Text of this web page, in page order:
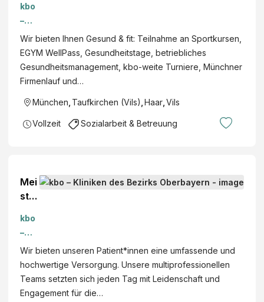
ge-
und
Erzi
ehu
ngs
die
am
Sta
r
gog
e
(m/
w/d
)
kbo
–
Klini
ken
des
Bezi
Obe
rbay
Wir bieten Ihnen Gesund & fit: Teilnahme an Sportkursen,
EGYM WellPass, Gesundheitstage, betriebliches
Gesundheitsmanagement, kbo-weite Turniere, Münchner
Firmenlauf und…
München Taufkirchen (Vils) Haar Vils
Vollzeit Sozialarbeit & Betreuung
Mei
ster
trot
ech
nik
(m/
w/d
)
kbo
–
Klini
ken
des
Bezi
Wir bieten unseren Patient*innen eine umfassende und
hochwertige Versorgung. Unsere multiprofessionellen
Teams setzten sich jeden Tag mit Leidenschaft und
Engagement für die…